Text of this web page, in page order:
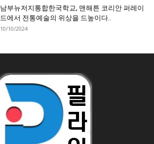
남부뉴저지통합한국학교, 맨해튼 코리안 퍼레이
드에서 전통예술의 위상을 드높이다..
10/10/2024